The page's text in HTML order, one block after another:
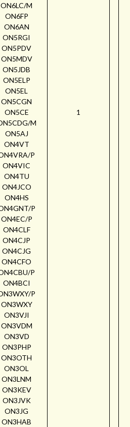
ON6LC/M
ON6FP
ON6AN
ON5RGI
ON5PDV
ON5MDV
ON5JDB
ON5ELP
ON5EL
ON5CGN
ON5CE
M
ON5AJ
ON4VT
P
ON4VIC
ON4TU
ON4JCO
ON4HS
P
ON4EC/P
ON4CLF
ON4CJP
ON4CJG
ON4CFO
P
ON4BCI
P
ON3WXY
ON3VJI
ON3VDM
ON3VD
ON3PHP
ON3OTH
ON3OL
ON3LNM
ON3KEV
ON3JVK
ON3JG
ON3HAB
1